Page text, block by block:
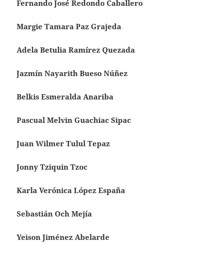
Fernando José Redondo Caballero
Margie Tamara Paz Grajeda
Adela Betulia Ramírez Quezada
Jazmín Nayarith Bueso Núñez
Belkis Esmeralda Anariba
Pascual Melvin Guachiac Sipac
Juan Wilmer Tulul Tepaz
Jonny Tziquin Tzoc
Karla Verónica López España
Sebastián Och Mejía
Yeison Jiménez Abelarde